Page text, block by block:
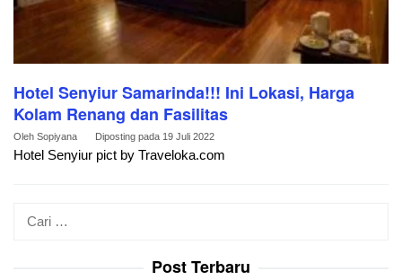
Hotel Senyiur Samarinda!!! Ini Lokasi, Harga
Kolam Renang dan Fasilitas
Oleh Sopiyana Diposting pada 19 Juli 2022
Hotel Senyiur pict by Traveloka.com
Post Terbaru